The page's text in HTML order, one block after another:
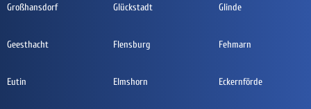
Großhansdorf Glückstadt Glinde
Geesthacht Flensburg Fehmarn
Eutin Elmshorn Eckernförde